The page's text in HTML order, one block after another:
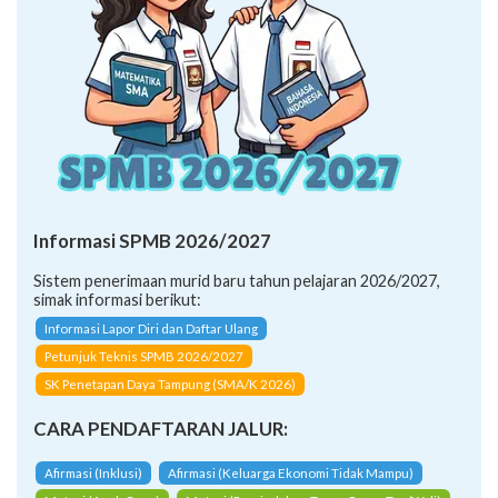
Informasi SPMB 2026/2027
Sistem penerimaan murid baru tahun pelajaran 2026/2027,
simak informasi berikut:
Informasi Lapor Diri dan Daftar Ulang
Petunjuk Teknis SPMB 2026/2027
SK Penetapan Daya Tampung (SMA/K 2026)
CARA PENDAFTARAN JALUR:
Afirmasi (Inklusi)
Afirmasi (Keluarga Ekonomi Tidak Mampu)